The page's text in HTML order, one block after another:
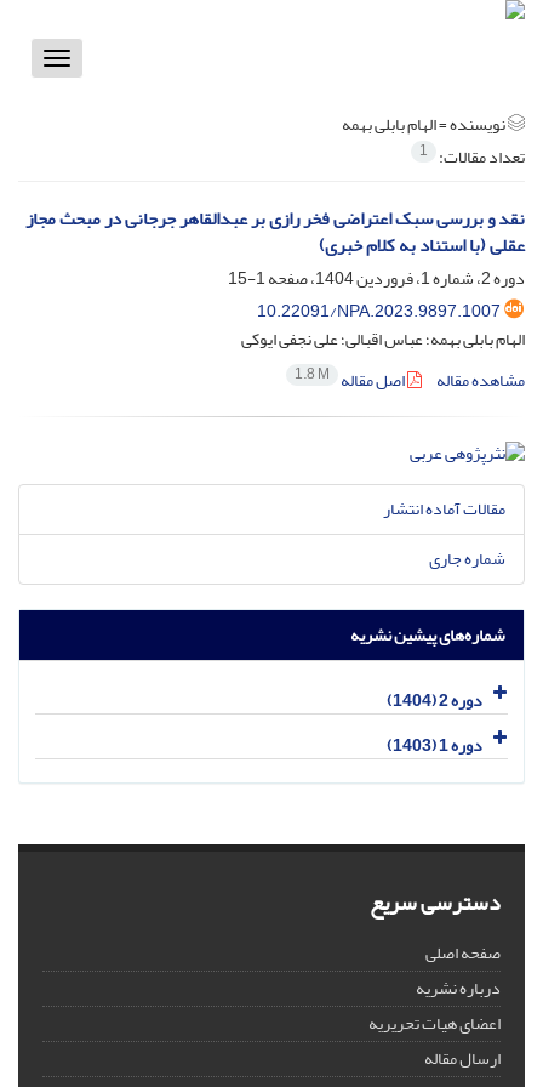
Toggle
نویسنده =الهام بابلی بهمه
تعداد مقالات: 1
‎نقد و بررسی سبک اعتراضی فخر رازی بر عبدالقاهر جرجانی در مبحث مجاز
عقلی (با استناد به کلام خبری)
دوره 2، شماره 1، فروردین 1404، صفحه
1-15
10.22091/NPA.2023.9897.1007
الهام بابلی بهمه؛ عباس اقبالی؛ علی نجفی ایوکی
مشاهده مقاله
اصل مقاله 1.8 M
مقالات آماده انتشار
شماره جاری
شماره‌های پیشین نشریه
دوره 2 (1404)
دوره 1 (1403)
دسترسی سریع
صفحه اصلی
درباره نشریه
اعضای هیات تحریریه
ارسال مقاله